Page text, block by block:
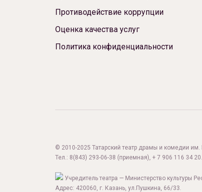
Противодействие коррупции
Оценка качества услуг
Политика конфиденциальности
© 2010-2025 Татарский театр драмы и комедии им.
Тел.: 8(843) 293-06-38 (приемная), + 7 906 116 34
Учредитель театра — Министерство культуры
Адрес: 420060, г. Казань, ул.Пушкина, 66/33.